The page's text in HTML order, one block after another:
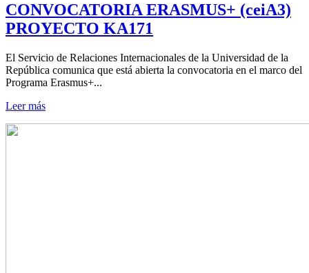
CONVOCATORIA ERASMUS+ (ceiA3)
PROYECTO KA171
El Servicio de Relaciones Internacionales de la Universidad de la
República comunica que está abierta la convocatoria en el marco del
Programa Erasmus+...
Leer más